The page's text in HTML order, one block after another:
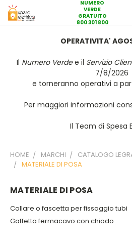
NUMERO
VERDE
GRATUITO
800 301 800
OPERATIVITA'
Il Numero Verdee il Servizio
7/8/2026
e torneranno operativi a
Per maggiori informazioni
Il Team di Spesa
HOME MARCHI
CATALOGO
MATERIALE DI POSA
MATERIALE DI POSA
Collare o fascetta per fissaggio tubi
Gaffetta fermacavo con chiodo